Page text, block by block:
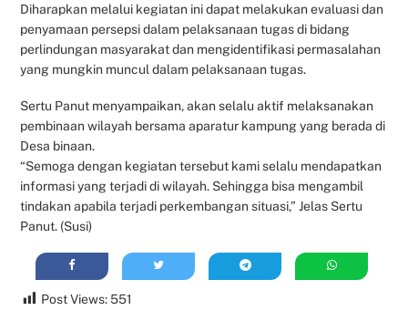
Diharapkan melalui kegiatan ini dapat melakukan evaluasi dan
penyamaan persepsi dalam pelaksanaan tugas di bidang
perlindungan masyarakat dan mengidentifikasi permasalahan
yang mungkin muncul dalam pelaksanaan tugas.
Sertu Panut menyampaikan, akan selalu aktif melaksanakan
pembinaan wilayah bersama aparatur kampung yang berada di
Desa binaan.
“Semoga dengan kegiatan tersebut kami selalu mendapatkan
informasi yang terjadi di wilayah. Sehingga bisa mengambil
tindakan apabila terjadi perkembangan situasi,” Jelas Sertu
Panut. (Susi)
Post Views: 551